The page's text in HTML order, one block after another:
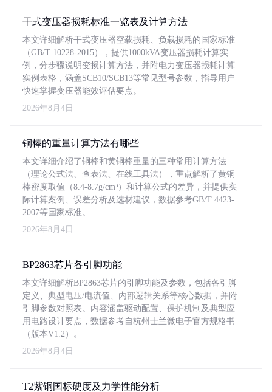
干式变压器损耗标准一览表及计算方法
本文详细解析干式变压器空载损耗、负载损耗的国家标准
（GB/T 10228-2015），提供1000kVA变压器损耗计算实
例，分步骤说明变损计算方法，并附电力变压器损耗计算
实例表格，涵盖SCB10/SCB13等常见型号参数，指导用户
快速掌握变压器能效评估要点。
2026年8月4日
铜棒的重量计算方法有哪些
本文详细介绍了铜棒和黄铜棒重量的三种常用计算方法
（理论公式法、查表法、在线工具法），重点解析了黄铜
棒密度取值（8.4-8.7g/cm³）和计算公式的差异，并提供实
际计算案例、误差分析及选材建议，数据参考GB/T 4423-
2007等国家标准。
2026年8月4日
BP2863芯片各引脚功能
本文详细解析BP2863芯片的引脚功能及参数，包括各引脚
定义、典型电压/电流值、内部逻辑关系等核心数据，并附
引脚参数对照表。内容涵盖驱动配置、保护机制及典型应
用电路设计要点，数据参考自杭州士兰微电子官方规格书
（版本V1.2）。
2026年8月4日
T2紫铜国标硬度及力学性能分析